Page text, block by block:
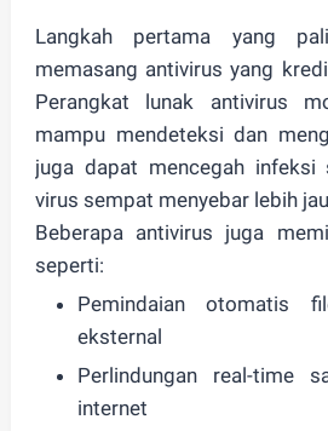
Langkah pertama yang
memasang antivirus yang
Perangkat lunak antivirus
mampu mendeteksi dan
juga dapat mencegah infeksi
virus sempat menyebar lebih
Beberapa antivirus juga
seperti:
Pemindaian otomatis
eksternal
Perlindungan real-time
internet